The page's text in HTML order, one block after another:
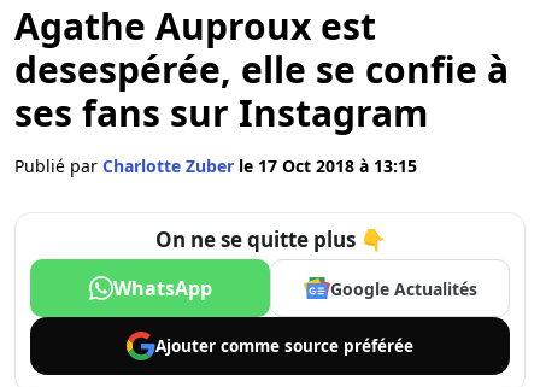
Agathe Auproux est
desespérée, elle se confie à
ses fans sur Instagram
Publié par Charlotte Zuber le 17 Oct 2018 à 13:15
On ne se quitte plus 👇
WhatsApp Google Actualités
Ajouter comme source préférée